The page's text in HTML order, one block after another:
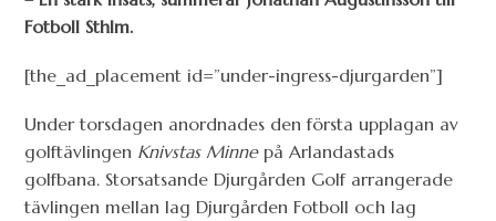
Fotboll Sthlm.
[the_ad_placement id=”under-ingress-djurgarden”]
Under torsdagen anordnades den första upplagan av
golftävlingen Knivstas Minnepå Arlandastads
golfbana. Storsatsande Djurgården Golf arrangerade
tävlingen mellan lag Djurgården Fotboll och lag